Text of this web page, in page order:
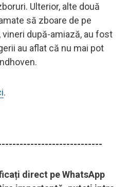
Ulterior, alte două
să zboare de pe
după-amiază, au fost
au aflat că nu mai pot
.
direct pe WhatsApp